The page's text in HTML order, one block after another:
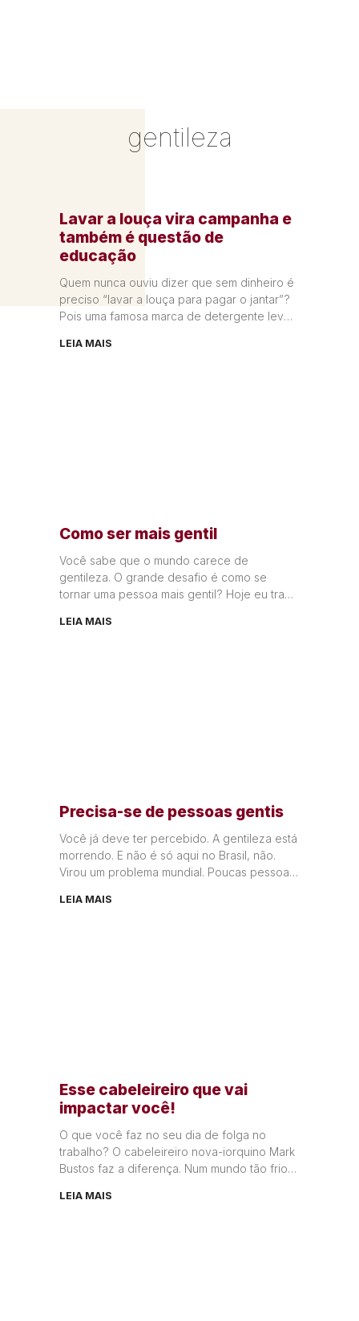
gentileza
Lavar a louça vira campanha e
também é questão de
educação
Quem nunca ouviu dizer que sem dinheiro é
preciso “lavar a louça para pagar o jantar”?
Pois uma famosa marca de detergente levou
LEIA MAIS
Como ser mais gentil
Você sabe que o mundo carece de
gentileza. O grande desafio é como se
tornar uma pessoa mais gentil? Hoje eu trago
LEIA MAIS
Precisa-se de pessoas gentis
Você já deve ter percebido. A gentileza está
morrendo. E não é só aqui no Brasil, não.
Virou um problema mundial. Poucas pessoas
LEIA MAIS
Esse cabeleireiro que vai
impactar você!
O que você faz no seu dia de folga no
trabalho? O cabeleireiro nova-iorquino Mark
Bustos faz a diferença. Num mundo tão frio e
LEIA MAIS